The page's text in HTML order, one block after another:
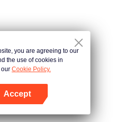
you are agreeing to our
the use of cookies in
Cookie Policy.
Accept